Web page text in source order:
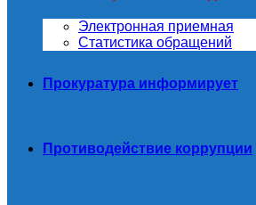
Электронная приемная
Статистика обращений
Прокуратура информирует
Противодействие коррупции